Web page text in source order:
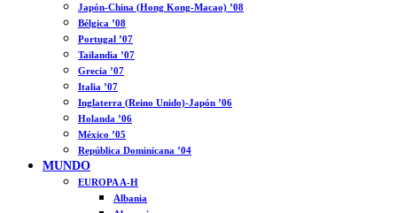
Japón-China (Hong Kong-Macao) ’08
Bélgica ’08
Portugal ’07
Tailandia ’07
Grecia ’07
Italia ’07
Inglaterra (Reino Unido)-Japón ’06
Holanda ’06
México ’05
República Dominicana ’04
MUNDO
EUROPA A-H
Albania